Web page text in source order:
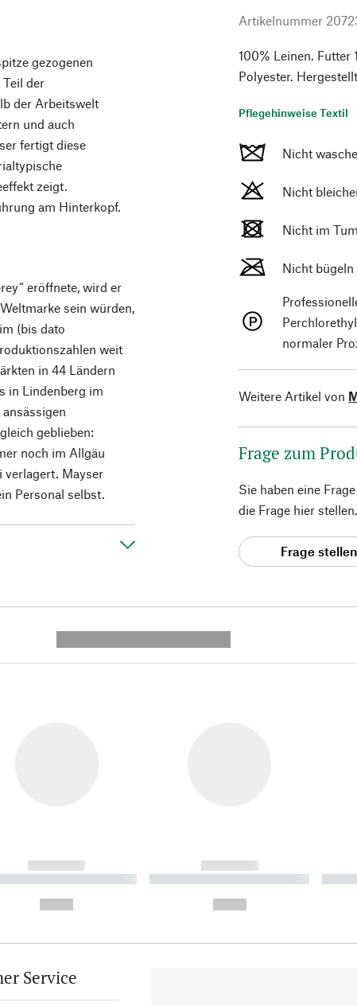
gezogenen
der
der Arbeitswelt
und auch
fertigt diese
zeigt.
am Hinterkopf.
eröffnete, wird er
sein würden,
(bis dato
weit
in 44 Ländern
in Lindenberg im
geblieben:
noch im Allgäu
verlagert. Mayser
Personal selbst.
Artikelnummer
100% Leinen. Futter
Polyester.
Pflegehinweise Textil
Nicht
Nicht
Nicht im
Nicht bügeln
normaler
Weitere Artikel von
Frage zum
Sie haben eine
die Frage hier
Frage stellen
------------
----------- ----------
------------
----------- ----------- ----------
Service